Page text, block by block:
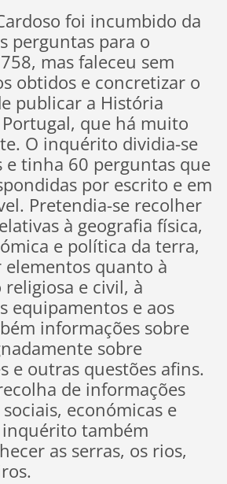
foi incumbido da
perguntas para o
mas faleceu sem
obtidos e concretizar o
publicar a História
que há muito
O inquérito dividia-se
e tinha 60 perguntas que
por escrito e em
Pretendia-se recolher
à geografia física,
e política da terra,
quanto à
e civil, à
equipamentos e aos
informações sobre
sobre
e outras questões afins.
de informações
económicas e
também
as serras, os rios,